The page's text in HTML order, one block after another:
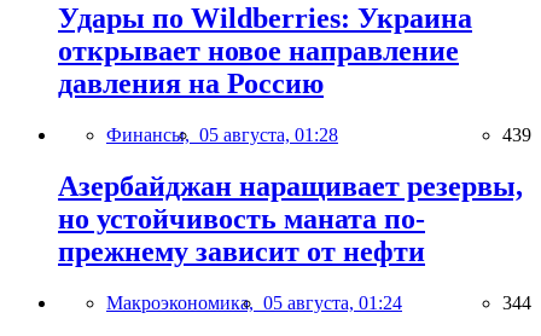
Удары по Wildberries: Украина
открывает новое направление
давления на Россию
Финансы, 05 августа, 01:28 439
Азербайджан наращивает резервы,
но устойчивость маната по-
прежнему зависит от нефти
Макроэкономика, 05 августа, 01:24 344